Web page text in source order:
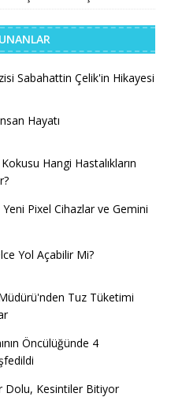
Sabahattin Çelik'in Hikayesi
Hayatı
Hangi Hastalıkların
Pixel Cihazlar ve Gemini
Yol Açabilir Mi?
Müdürü'nden Tuz Tüketimi
Öncülüğünde 4
Dolu, Kesintiler Bitiyor